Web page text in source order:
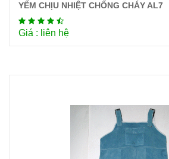
Chi tiết
YẾM CHỊU NHIỆT CHỐNG CHÁY AL7
Giá : liên hệ